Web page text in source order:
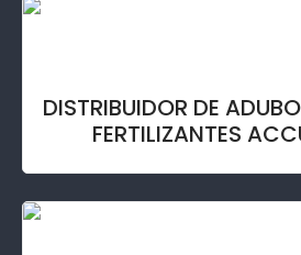
DISTRIBUIDOR DE
FERTILIZANTES